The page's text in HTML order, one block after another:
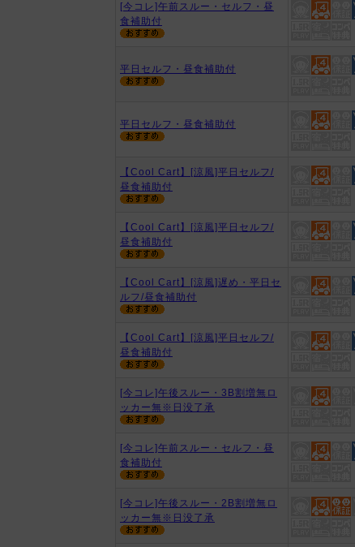
[今コレ]午前スルー・セルフ・昼
食補助付
平日セルフ・昼食補助付
平日セルフ・昼食補助付
【Cool Cart】[涼風]平日セルフ/
昼食補助付
【Cool Cart】[涼風]平日セルフ/
昼食補助付
【Cool Cart】[涼風]遅め・平日セ
ルフ/昼食補助付
【Cool Cart】[涼風]平日セルフ/
昼食補助付
[今コレ]午後スルー・3B割増無ロ
ッカー無※日没了承
[今コレ]午前スルー・セルフ・昼
食補助付
[今コレ]午後スルー・2B割増無ロ
ッカー無※日没了承